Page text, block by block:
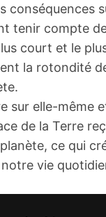
conséquences
tenir compte
court et le
la rotondité
sur elle-même
de la Terre
ce qui
vie